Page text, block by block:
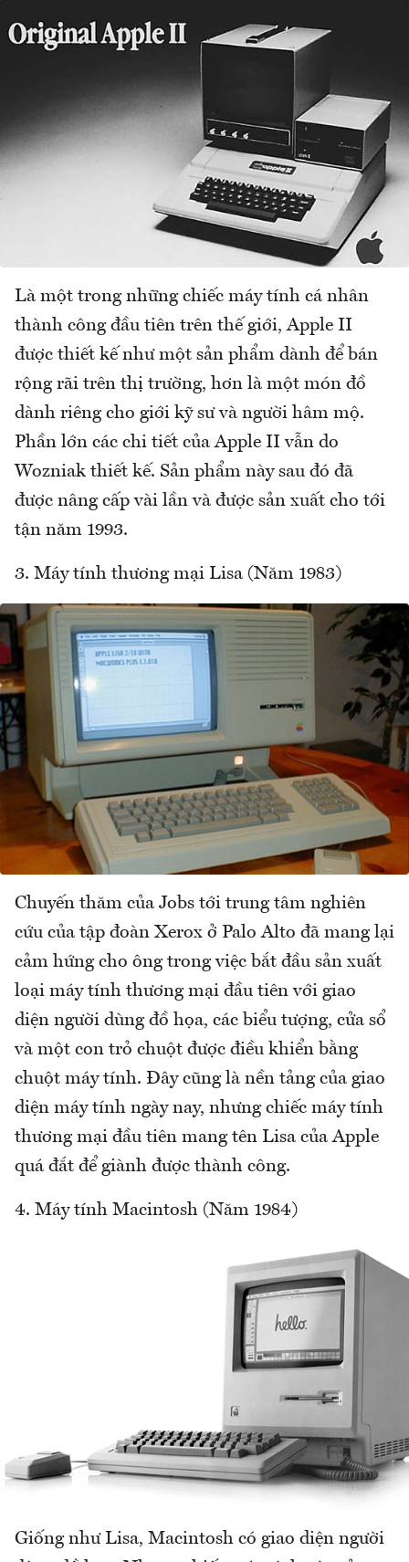
Là một trong những chiếc máy tính cá nhân
thành công đầu tiên trên thế giới, Apple II
được thiết kế như một sản phẩm dành để bán
rộng rãi trên thị trường, hơn là một món đồ
dành riêng cho giới kỹ sư và người hâm mộ.
Phần lớn các chi tiết của Apple II vẫn do
Wozniak thiết kế. Sản phẩm này sau đó đã
được nâng cấp vài lần và được sản xuất cho tới
tận năm 1993.
3. Máy tính thương mại Lisa (Năm 1983)
Chuyến thăm của Jobs tới trung tâm nghiên
cứu của tập đoàn Xerox ở Palo Alto đã mang lại
cảm hứng cho ông trong việc bắt đầu sản xuất
loại máy tính thương mại đầu tiên với giao
diện người dùng đồ họa, các biểu tượng, cửa sổ
và một con trỏ chuột được điều khiển bằng
chuột máy tính. Đây cũng là nền tảng của giao
diện máy tính ngày nay, nhưng chiếc máy tính
thương mại đầu tiên mang tên Lisa của Apple
quá đắt để giành được thành công.
4. Máy tính Macintosh (Năm 1984)
Giống như Lisa, Macintosh có giao diện người